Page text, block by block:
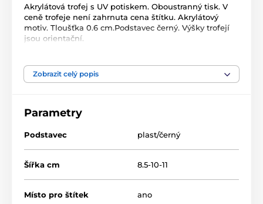
Akrylátová trofej s UV potiskem. Oboustranný tisk. V
ceně trofeje není zahrnuta cena štítku. Akrylátový
motiv. Tloušťka 0.6 cm.Podstavec černý. Výšky trofejí
jsou orientační.
Produkt je zařazen v kategoriích
ACUTC
Zobrazit celý popis
Parametry
Podstavec plast/černý
Šířka cm 8.5-10-11
Místo pro štítek ano